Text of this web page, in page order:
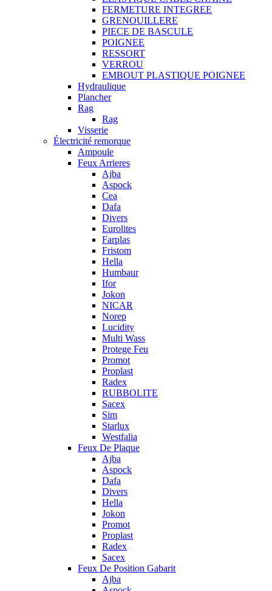
FERMETURE INTEGREE
GRENOUILLERE
PIECE DE BASCULE
POIGNEE
RESSORT
VERROU
EMBOUT PLASTIQUE POIGNEE
Hydraulique
Plancher
Rag
Rag
Visserie
Électricité remorque
Ampoule
Feux Arrieres
Ajba
Aspock
Cea
Dafa
Divers
Eurolites
Farplas
Fristom
Hella
Humbaur
Ifor
Jokon
NICAR
Norep
Lucidity
Multi Wass
Protege Feu
Promot
Proplast
Radex
RUBBOLITE
Sacex
Sim
Starlux
Westfalia
Feux De Plaque
Ajba
Aspock
Dafa
Divers
Hella
Jokon
Promot
Proplast
Radex
Sacex
Feux De Position Gabarit
Ajba